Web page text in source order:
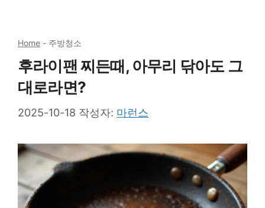
Home - 주방청소
후라이팬 찌든때, 아무리 닦아도 그
대로라면?
2025-10-18 작성자: 마런스